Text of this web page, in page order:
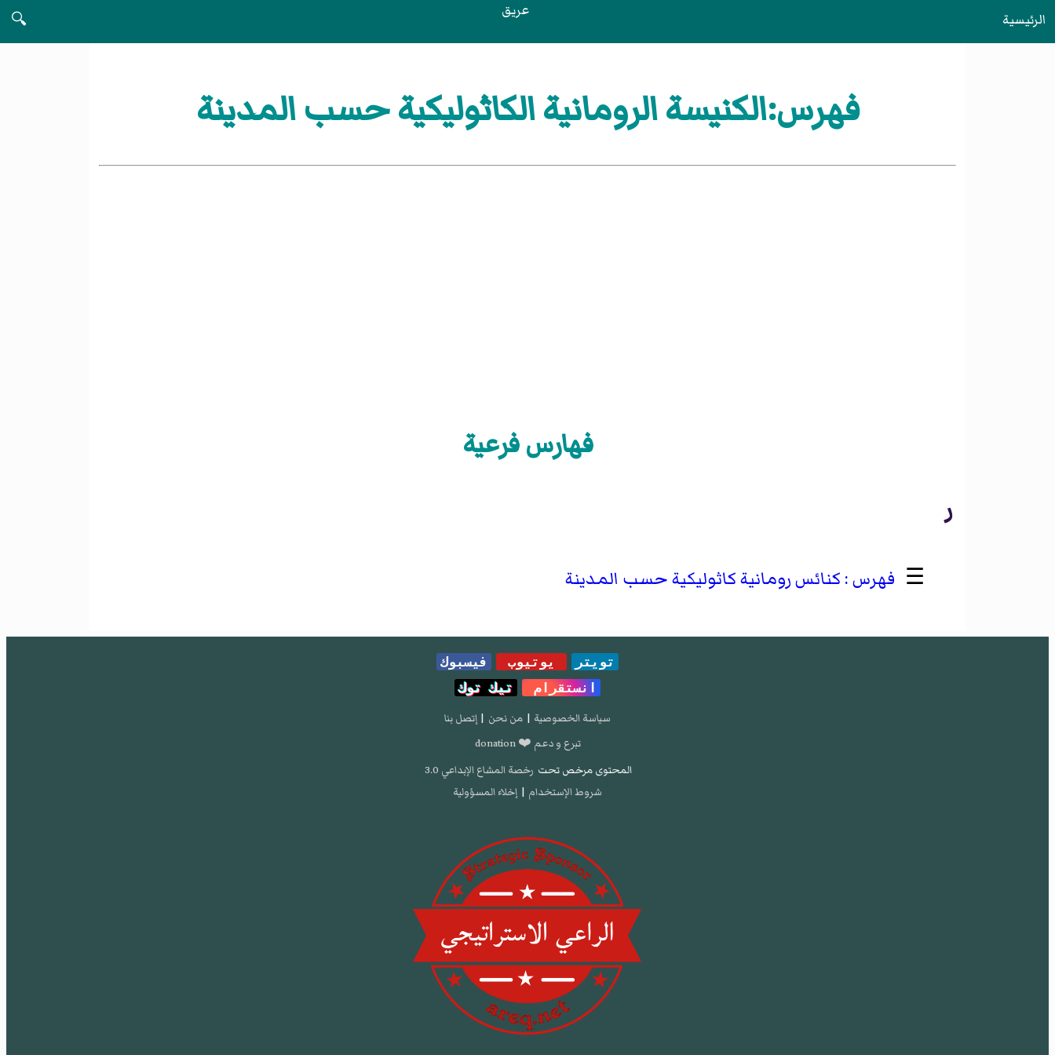
الرئيسية عريق
🔍
فهرس:الكنيسة الرومانية الكاثوليكية حسب المدينة
فهارس فرعية
ر
☰ كنائس رومانية كاثوليكية حسب المدينة
تويتر يوتيوب
فيسبوك
انستقرام
تيك توك
سياسة الخصوصية | من نحن | إتصل بنا
تبرع و دعم ❤️ donation
المحتوى مرخص تحت رخصة المشاع الإبداعي 3.0
شروط الإستخدام | إخلاء المسؤولية